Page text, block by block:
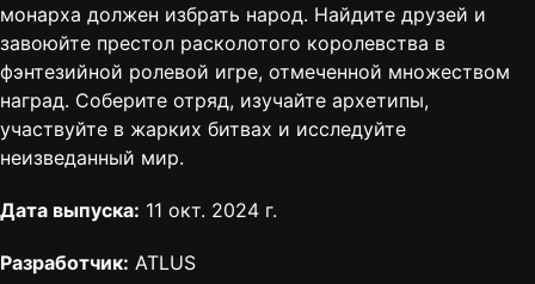
монарха должен избрать народ. Найдите друзей и
завоюйте престол расколотого королевства в
фэнтезийной ролевой игре, отмеченной множеством
наград. Соберите отряд, изучайте архетипы,
участвуйте в жарких битвах и исследуйте
неизведанный мир.
Дата выпуска: 11 окт. 2024 г.
Разработчик: ATLUS